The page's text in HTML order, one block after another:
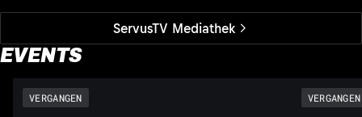
ServusTV Mediathek
EVENTS
VERGANGEN VERGANGEN